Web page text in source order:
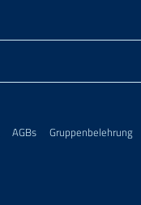
AGBs Gruppenbelehrung